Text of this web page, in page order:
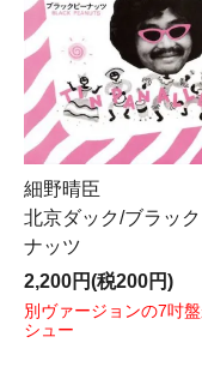
細野晴臣
北京ダック/ブラッ
ナッツ
2,200円(税200円)
別ヴァージョンの7吋
シュー